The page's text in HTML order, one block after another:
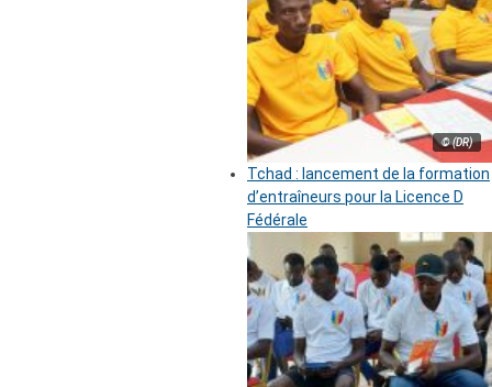
© (DR)
Tchad : lancement de la formation
d’entraîneurs pour la Licence D
Fédérale